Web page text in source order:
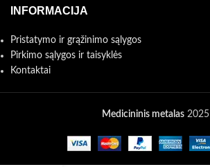
INFORMACIJA
Pristatymo ir grąžinimo sąlygos
Pirkimo sąlygos ir taisyklės
Kontaktai
Medicininis metalas2025